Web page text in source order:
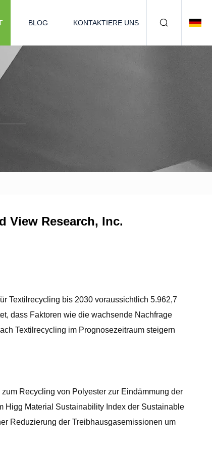
BLOG KONTAKTIERE UNS
View Research, Inc.
Textilrecycling bis 2030 voraussichtlich 5.962,7
dass Faktoren wie die wachsende Nachfrage
Textilrecycling im Prognosezeitraum steigern
Recycling von Polyester zur Eindämmung der
Higg Material Sustainability Index der Sustainable
Reduzierung der Treibhausgasemissionen um